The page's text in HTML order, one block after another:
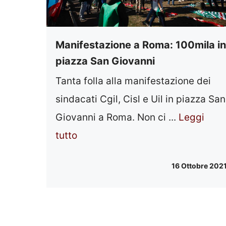
Manifestazione a Roma: 100mila in
piazza San Giovanni
Tanta folla alla manifestazione dei
sindacati Cgil, Cisl e Uil in piazza San
Giovanni a Roma. Non ci ... Leggi
tutto
16 Ottobre